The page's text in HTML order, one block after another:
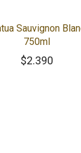
Sauvignon
750ml
$2.390